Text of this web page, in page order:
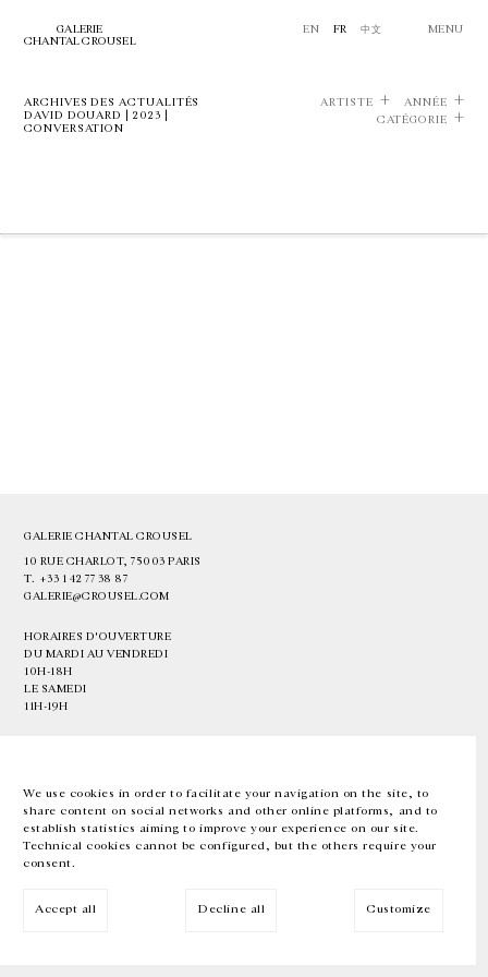
We use cookies in order to facilitate your navigation on the site, to
share content on social networks and other online platforms, and to
establish statistics aiming to improve your experience on our site.
Technical cookies cannot be configured, but the others require your
consent.
Accept all Decline all Customize
GALERIE
CHANTAL CROUSEL
EN FR 中文 MENU
ARCHIVES DES ACTUALITÉS
DAVID DOUARD | 2023 |
CONVERSATION
ARTISTE
ANNÉE
CATÉGORIE
GALERIE CHANTAL CROUSEL
10 RUE CHARLOT, 75003 PARIS
T. +33 1 42 77 38 87
GALERIE@CROUSEL.COM
HORAIRES D'OUVERTURE
DU MARDI AU VENDREDI
10H-18H
LE SAMEDI
11H-19H
EN FR 中文 Facebook Instagram
Inscrivez-vous à notre newsletter